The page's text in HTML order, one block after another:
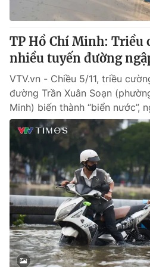
TP Hồ Chí Minh: Triều
nhiều tuyến đường
VTV.vn - Chiều 5/11, triều
đường Trần Xuân Soạn
Minh) biến thành “biển nước”,